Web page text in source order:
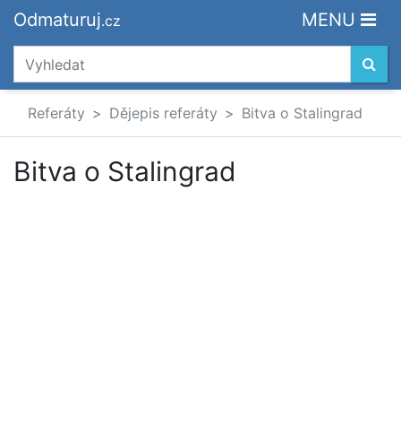
Odmaturuj.cz MENU
Referáty Dějepis referáty Bitva o Stalingrad
Bitva o Stalingrad